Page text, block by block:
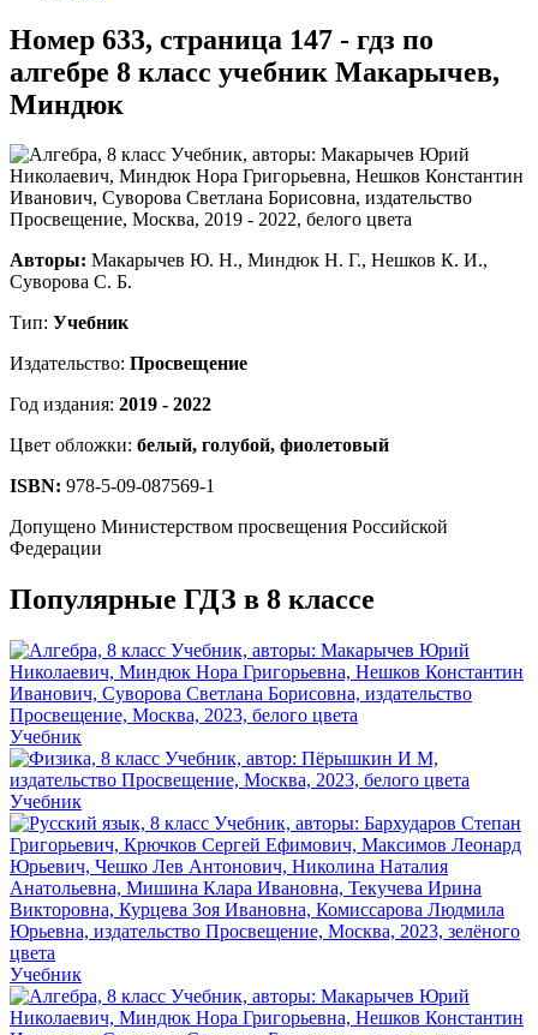
Номер 633, страница 147 - гдз по
алгебре 8 класс учебник Макарычев,
Миндюк
Авторы: Макарычев Ю. Н., Миндюк Н. Г., Нешков К. И.,
Суворова С. Б.
Тип: Учебник
Издательство: Просвещение
Год издания: 2019 - 2022
Цвет обложки: белый, голубой, фиолетовый
ISBN: 978-5-09-087569-1
Допущено Министерством просвещения Российской
Федерации
Популярные ГДЗ в 8 классе
Учебник
Учебник
Учебник